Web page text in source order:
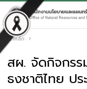
หน้าหลัก
สผ. จัดกิจกรร
ธงชาติไทย ป